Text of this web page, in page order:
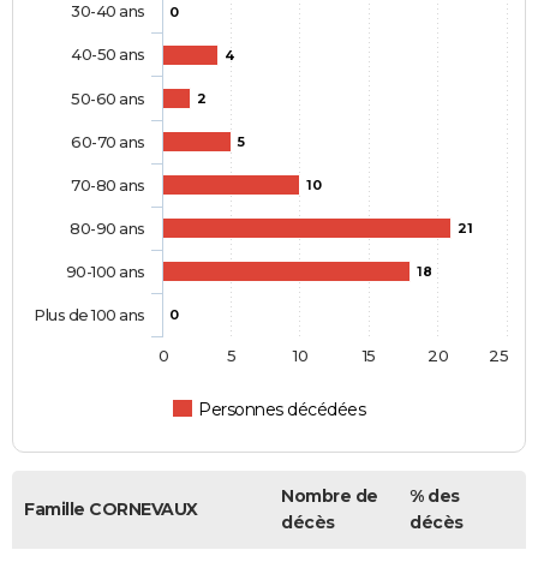
0
4
2
5
10
21
18
0
Personnes décédées
30-40 ans
40-50 ans
50-60 ans
60-70 ans
70-80 ans
80-90 ans
90-100 ans
Plus de 100 ans
0 5 10 15 20 25
Famille CORNEVAUX
Nombre de
décès
% des
décès